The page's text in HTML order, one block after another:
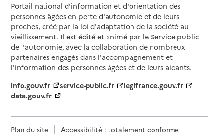
Portail national d'information et d'orientation des
personnes âgées en perte d'autonomie et de leurs
proches, créé par la loi d'adaptation de la société au
vieillissement. Il est édité et animé par le Service public
de l'autonomie, avec la collaboration de nombreux
partenaires engagés dans l'accompagnement et
l'information des personnes âgées et de leurs aidants.
info.gouv.fr
service-public.fr
legifrance.gouv.fr
data.gouv.fr
Plan du site
Accessibilité : totalement conforme